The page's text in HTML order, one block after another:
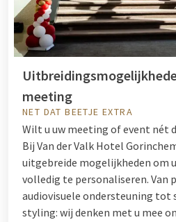
meeting
NET DAT BEETJE EXTRA
Wilt u uw meeting of event nét
Bij Van der Valk Hotel
uitgebreide mogelijkheden om
volledig te personaliseren. Van
audiovisuele ondersteuning tot
styling: wij denken met u mee